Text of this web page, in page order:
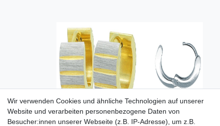
Wir verwenden Cookies und ähnliche Technologien auf unserer
Website und verarbeiten personenbezogene Daten von
Besucher:innen unserer Webseite (z.B. IP-Adresse), um z.B.